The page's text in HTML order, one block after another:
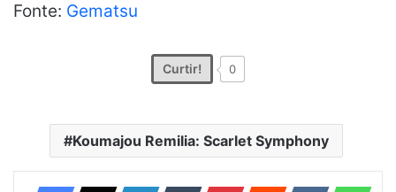
Fonte: Gematsu
Curtir! 0
Koumajou Remilia: Scarlet Symphony